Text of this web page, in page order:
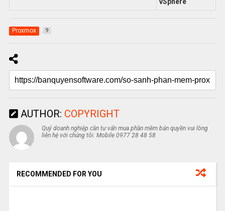
vSphere
Proxmox 9
AUTHOR: COPYRIGHT
Quý doanh nghiệp cần tư vấn mua phần mềm bản quyền vui lòng
liên hệ với chúng tôi. Mobile 0977 28 48 58
RECOMMENDED FOR YOU